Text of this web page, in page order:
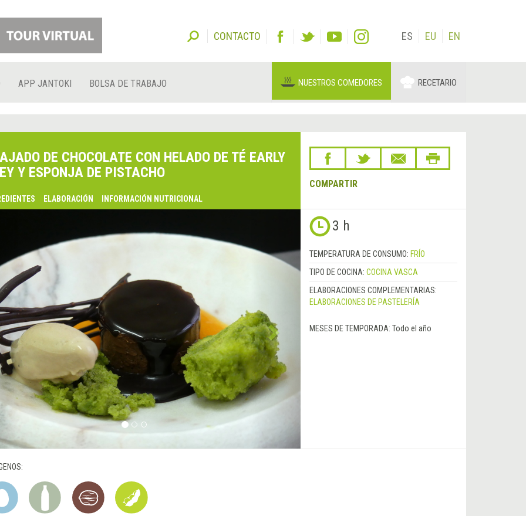
CONTACTO ES EU EN
APP JANTOKI BOLSA DE TRABAJO NUESTROS COMEDORES RECETARIO
DE CHOCOLATE CON HELADO DE TÉ EARLY
Y ESPONJA DE PISTACHO
ELABORACIÓN INFORMACIÓN NUTRICIONAL
COMPARTIR
Siguiente
&rsaquo; 3 h
TEMPERATURA DE CONSUMO: FRÍO
TIPO DE COCINA: COCINA VASCA
ELABORACIONES COMPLEMENTARIAS:
ELABORACIONES DE PASTELERÍA
MESES DE TEMPORADA: Todo el año